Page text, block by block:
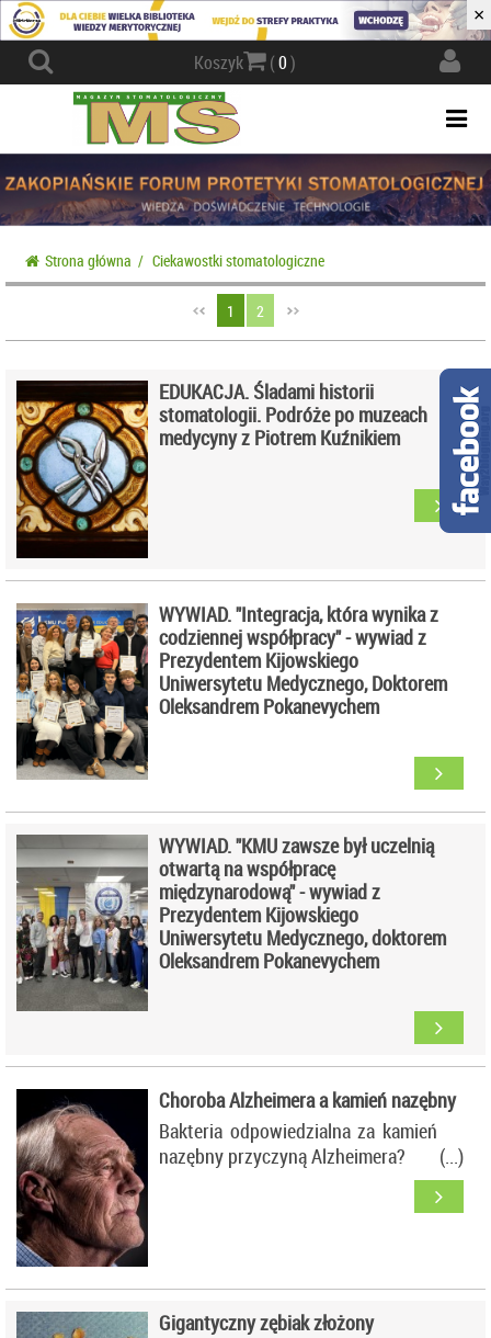
×
Koszyk (0)
Strona główna / Ciekawostki stomatologiczne
1 2
EDUKACJA. Śladami historii
stomatologii. Podróże po muzeach
medycyny z Piotrem Kuźnikiem
WYWIAD. "Integracja, która wynika z
codziennej współpracy" - wywiad z
Prezydentem Kijowskiego
Uniwersytetu Medycznego, Doktorem
Oleksandrem Pokanevychem
WYWIAD. "KMU zawsze był uczelnią
otwartą na współpracę
międzynarodową" - wywiad z
Prezydentem Kijowskiego
Uniwersytetu Medycznego, doktorem
Oleksandrem Pokanevychem
Choroba Alzheimera a kamień nazębny
Bakteria odpowiedzialna za kamień
nazębny przyczyną Alzheimera?
Gigantyczny zębiak złożony